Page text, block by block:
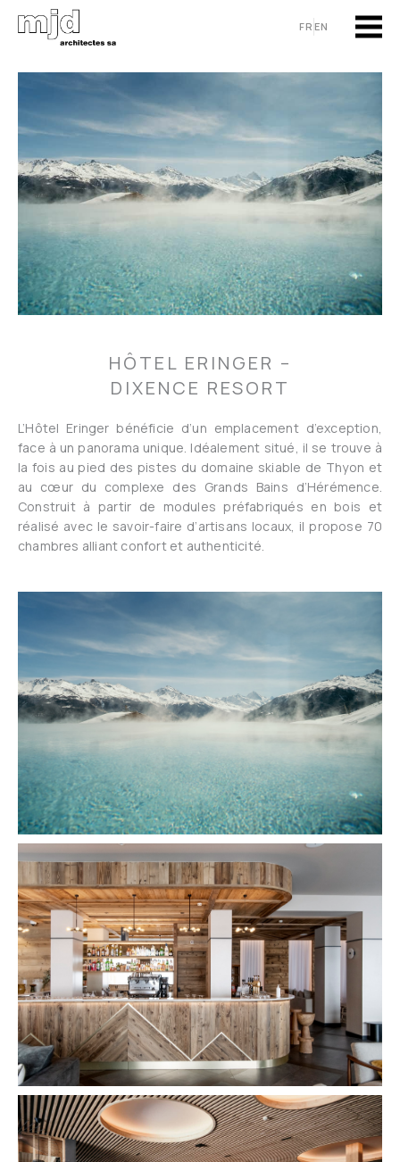
FR EN
HÔTEL ERINGER –
DIXENCE RESORT
L’Hôtel Eringer bénéficie d’un emplacement d’exception,
face à un panorama unique. Idéalement situé, il se trouve à
la fois au pied des pistes du domaine skiable de Thyon et
au cœur du complexe des Grands Bains d’Hérémence.
Construit à partir de modules préfabriqués en bois et
réalisé avec le savoir-faire d’artisans locaux, il propose 70
chambres alliant confort et authenticité.